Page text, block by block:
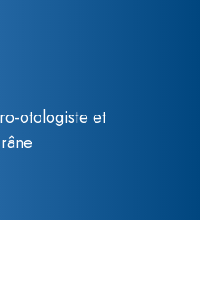
otologiste et